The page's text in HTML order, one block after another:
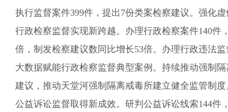
执行监督案件399件，提出7份类案检察建议。强化
行政检察监督实现新跨越。 办理行政检察案件140件
倍，制发检察建议数同比增长53倍。办理行政违法
大数据赋能行政检察监督典型案例 。 持续推动强制
建议，推动天堂河强制隔离戒毒所建立健全监管制度
公益诉讼监督取得新成效。 研判公益诉讼线索144件